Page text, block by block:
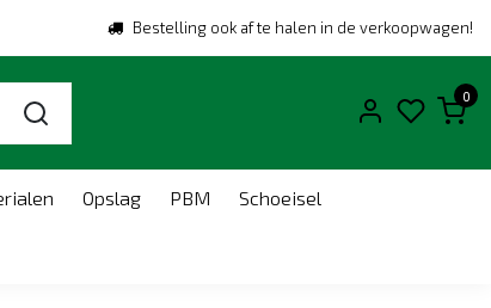
Bestelling ook af te halen in de verkoopwagen!
0
Opslag PBM Schoeisel